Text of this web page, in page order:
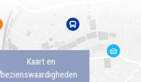
Kaart en
bezienswaardigheden